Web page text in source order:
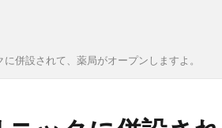
併設されて、薬局がオープンしますよ。